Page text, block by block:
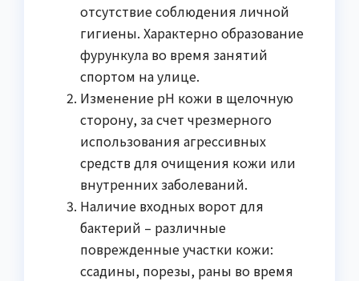
отсутствие соблюдения личной
гигиены. Характерно образование
фурункула во время занятий
спортом на улице.
Изменение pH кожи в щелочную
сторону, за счет чрезмерного
использования агрессивных
средств для очищения кожи или
внутренних заболеваний.
Наличие входных ворот для
бактерий – различные
поврежденные участки кожи:
ссадины, порезы, раны во время